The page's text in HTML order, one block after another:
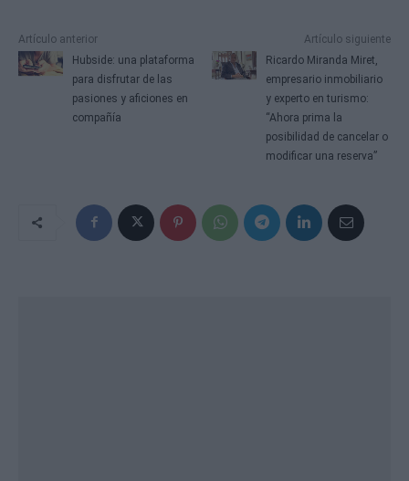
Artículo anterior
Hubside: una plataforma
para disfrutar de las
pasiones y aficiones en
compañía
Artículo siguiente
Ricardo Miranda Miret,
empresario inmobiliario
y experto en turismo:
“Ahora prima la
posibilidad de cancelar o
modificar una reserva”